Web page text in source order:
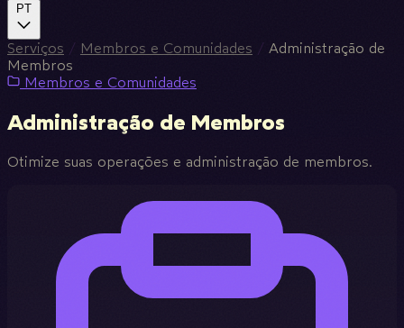
PT
Serviços / Membros e Comunidades / Administração de
Membros
Membros e Comunidades
Administração de Membros
Otimize suas operações e administração de membros.